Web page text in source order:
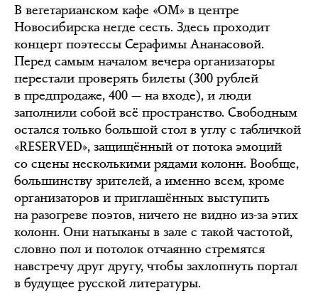
В вегетарианском кафе «ОМ» в центре
Новосибирска негде сесть. Здесь проходит
концерт поэтессы Серафимы Ананасовой.
Перед самым началом вечера организаторы
перестали проверять билеты (300 рублей
в предпродаже, 400 — на входе), и люди
заполнили собой всё пространство. Свободным
остался только большой стол в углу с табличкой
«RESERVED», защищённый от потока эмоций
со сцены несколькими рядами колонн. Вообще,
большинству зрителей, а именно всем, кроме
организаторов и приглашённых выступить
на разогреве поэтов, ничего не видно из-за этих
колонн. Они натыканы в зале с такой частотой,
словно пол и потолок отчаянно стремятся
навстречу друг другу, чтобы захлопнуть портал
в будущее русской литературы.